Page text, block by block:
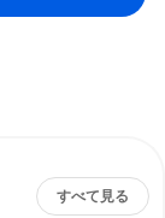
すべて見る